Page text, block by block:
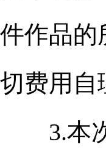
件作品的
切费用自
3.本次